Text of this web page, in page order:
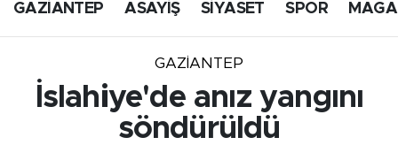
GAZİANTEP ASAYİŞ SİYASET SPOR
GAZIANTEP
İslahiye'de anız yangını
söndürüldü
Süper Lig Puan Durumu ve Fikstür
Tüm Manşetler
Son Dakika Haberleri